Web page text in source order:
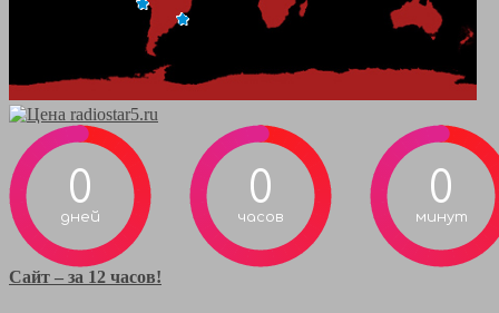
0
дней
0
часов
0
минут
Сайт – за 12 часов!